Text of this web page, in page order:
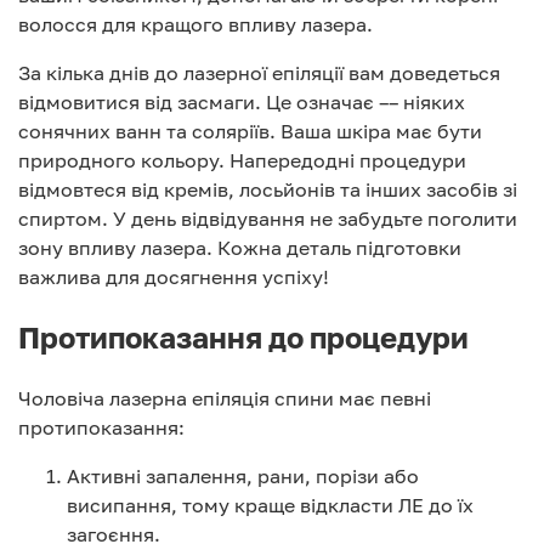
волосся для кращого впливу лазера.
За кілька днів до лазерної епіляції вам доведеться
відмовитися від засмаги. Це означає –– ніяких
сонячних ванн та соляріїв. Ваша шкіра має бути
природного кольору. Напередодні процедури
відмовтеся від кремів, лосьйонів та інших засобів зі
спиртом. У день відвідування не забудьте поголити
зону впливу лазера. Кожна деталь підготовки
важлива для досягнення успіху!
Протипоказання до процедури
Чоловіча лазерна епіляція спини має певні
протипоказання:
Активні запалення, рани, порізи або
висипання, тому краще відкласти ЛЕ до їх
загоєння.